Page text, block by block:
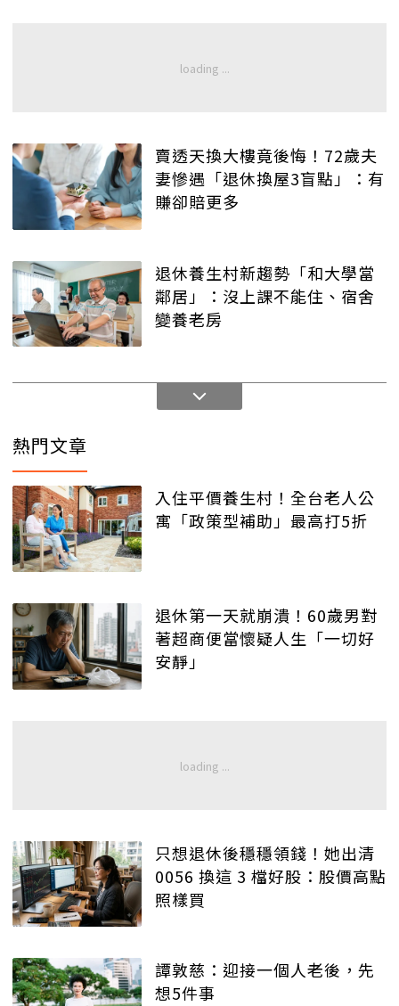
賣透天換大樓竟後悔！72歲夫
妻慘遇「退休換屋3盲點」：有
賺卻賠更多
退休養生村新趨勢「和大學當
鄰居」：沒上課不能住、宿舍
變養老房
熱門文章
入住平價養生村！全台老人公
寓「政策型補助」最高打5折
退休第一天就崩潰！60歲男對
著超商便當懷疑人生「一切好
安靜」
只想退休後穩穩領錢！她出清
0056 換這 3 檔好股：股價高點
照樣買
譚敦慈：迎接一個人老後，先
想5件事